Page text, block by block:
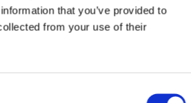
that you’ve provided to
from your use of their
visum- og
omkring visum &